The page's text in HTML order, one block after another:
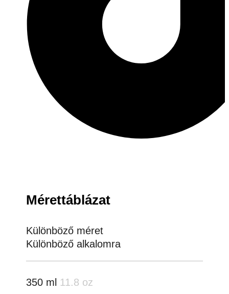
Mérettáblázat
Különböző méret
Különböző alkalomra
350 ml 11.8 oz